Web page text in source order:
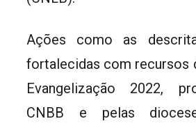
Ações como as
fortalecidas com recursos
Evangelização 2022,
CNBB e pelas